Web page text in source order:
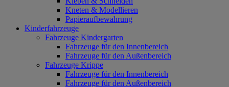
Kneten & Modellieren
Papieraufbewahrung
Kinderfahrzeuge
Fahrzeuge Kindergarten
Fahrzeuge für den Innenbereich
Fahrzeuge für den Außenbereich
Fahrzeuge Krippe
Fahrzeuge für den Innenbereich
Fahrzeuge für den Außenbereich